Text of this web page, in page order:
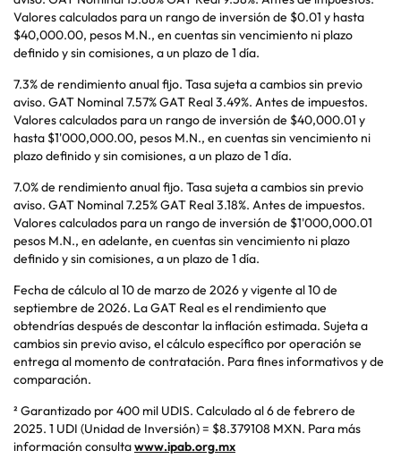
Valores calculados para un rango de inversión de $0.01 y hasta
$40,000.00, pesos M.N., en cuentas sin vencimiento ni plazo
definido y sin comisiones, a un plazo de 1 día.
7.3% de rendimiento anual fijo. Tasa sujeta a cambios sin previo
aviso. GAT Nominal 7.57% GAT Real 3.49%. Antes de impuestos.
Valores calculados para un rango de inversión de $40,000.01 y
hasta $1'000,000.00, pesos M.N., en cuentas sin vencimiento ni
plazo definido y sin comisiones, a un plazo de 1 día.
7.0% de rendimiento anual fijo. Tasa sujeta a cambios sin previo
aviso. GAT Nominal 7.25% GAT Real 3.18%. Antes de impuestos.
Valores calculados para un rango de inversión de $1'000,000.01
pesos M.N., en adelante, en cuentas sin vencimiento ni plazo
definido y sin comisiones, a un plazo de 1 día.
Fecha de cálculo al 10 de marzo de 2026 y vigente al 10 de
septiembre de 2026. La GAT Real es el rendimiento que
obtendrías después de descontar la inflación estimada. Sujeta a
cambios sin previo aviso, el cálculo específico por operación se
entrega al momento de contratación. Para fines informativos y de
comparación.
² Garantizado por 400 mil UDIS. Calculado al 6 de febrero de
2025. 1 UDI (Unidad de Inversión) = $8.379108 MXN. Para más
información consultawww.ipab.org.mx